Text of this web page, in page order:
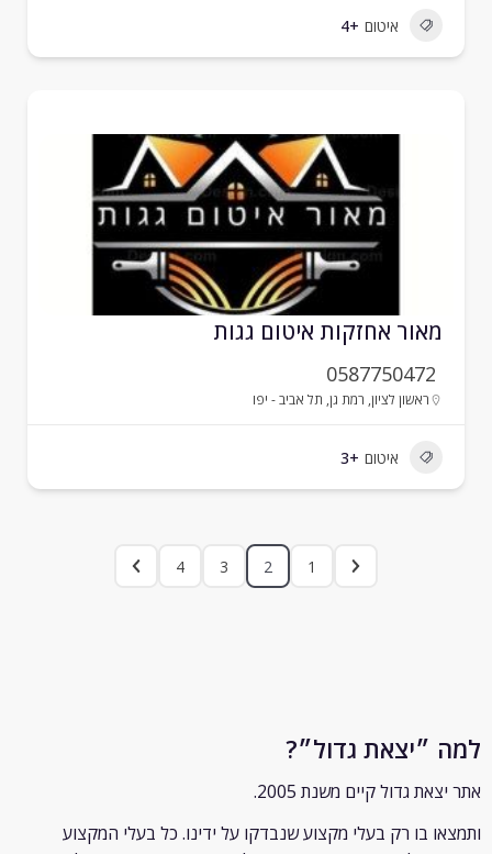
גדול״?
גדול קיים משנת 2005.
בו רקבעלי מקצוע שנבדקו על ידינו. כל בעלי המקצוע
איטום
אחזקות איטום גגות
0587750472
ראשון לציון,רמת גן,תל אביב - יפו
איטום